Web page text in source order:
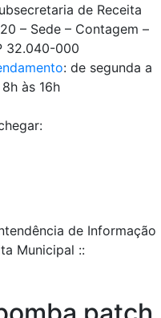
de Receita
– Sede – Contagem –
32.040-000
: de segunda a
às 16h
de Informação
Municipal ::